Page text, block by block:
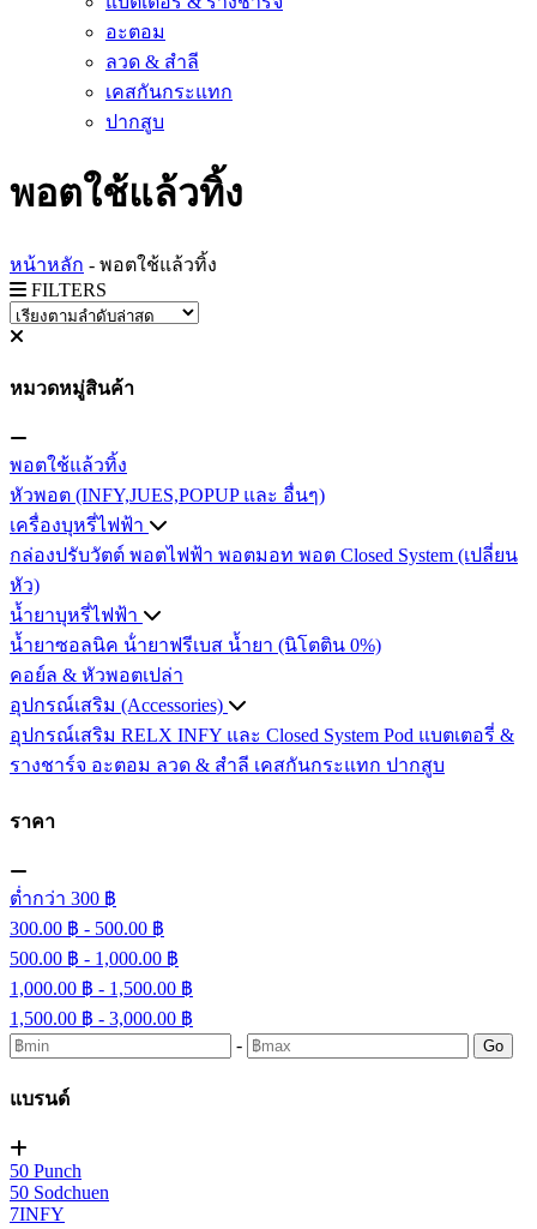
อะตอม
ลวด ​& สำลี
เคสกันกระแทก
ปากสูบ
พอตใช้แล้วทิ้ง
หน้าหลัก - พอตใช้แล้วทิ้ง
FILTERS
หมวดหมู่สินค้า
พอตใช้แล้วทิ้ง
หัวพอต (INFY,JUES,POPUP และ อื่นๆ)
เครื่องบุหรี่ไฟฟ้า
กล่องปรับวัตต์ พอตไฟฟ้า พอตมอท พอต Closed System (เปลี่ยน
หัว)
น้ำยาบุหรี่ไฟฟ้า
น้ำยาซอลนิค น้ํายาฟรีเบส น้ำยา (นิโตติน 0%)
คอย์ล & หัวพอตเปล่า
อุปกรณ์เสริม (Accessories)
อุปกรณ์เสริม RELX INFY และ Closed System Pod แบตเตอรี่ &
รางชาร์จ อะตอม ลวด ​& สำลี เคสกันกระแทก ปากสูบ
ราคา
ต่ำกว่า 300 ฿
300.00 ฿ - 500.00 ฿
500.00 ฿ - 1,000.00 ฿
1,000.00 ฿ - 1,500.00 ฿
1,500.00 ฿ - 3,000.00 ฿
-
Go
แบรนด์
50 Punch
50 Sodchuen
7INFY